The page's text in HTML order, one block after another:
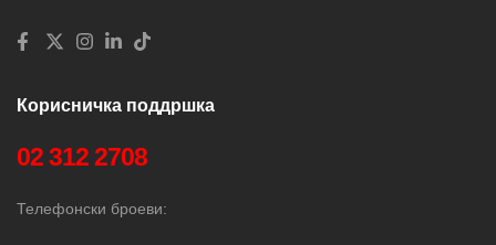
Корисничка поддршка
02 312 2708
Телефонски броеви: